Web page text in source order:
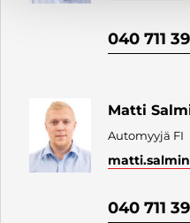
040 711
Matti
Automyyjä FI
040 711